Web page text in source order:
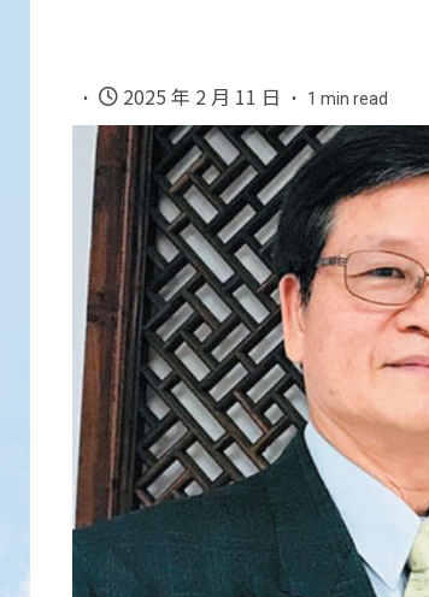
2025 年 2 月 11 日 1 min read